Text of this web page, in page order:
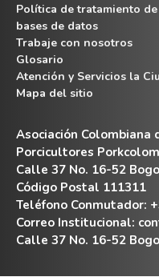
Política de tratamiento
bases de datos
Trabaje con nosotros
Glosario
Atención y Servicios la
Mapa del sitio
Asociación Colombiana
Porcicultores
Calle 37 No. 16-52
Código Postal 111311
Teléfono Conmutador:
Correo Institucional:
Calle 37 No. 16-52